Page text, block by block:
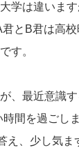
学は違いま
とB君は高
す。
、最近意識
間を過ごし
、少し気ま